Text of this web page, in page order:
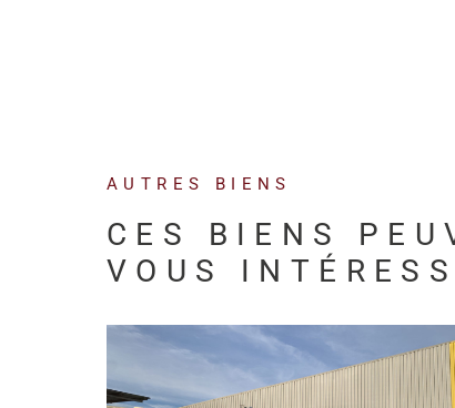
AUTRES BIENS
CES BIENS
VOUS